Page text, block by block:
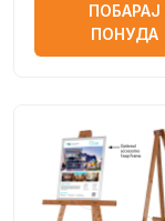
ПОБАРАЈ
ПОНУДА